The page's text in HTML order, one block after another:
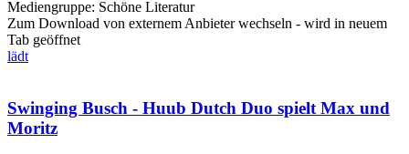
Mediengruppe: Schöne Literatur
Zum Download von externem Anbieter wechseln - wird in neuem
Tab geöffnet
lädt
Swinging Busch - Huub Dutch Duo spielt Max und
Moritz